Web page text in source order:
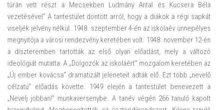
túrán vett részt a Mecsekben Ludmány Antal és Kucsera Béla
vezetésével” A tantestület döntött arról, hogy a diákok a régi sapkát
viseljék jelvény nélkül. 1948. szeptember 4-én az iskolaév ünnepélyes
megnyitója a városi rendezvény keretében volt. 1948. november 12-én
a díszteremben tartották az első olyan előadást, mely a változó
ideológiát mutatta. A „Dolgozók az iskoláért” mozgalom keretében az
„Új ember kovácsa” dramatizált jeleneteit adták elő. Ezt több „nevelő
célzatú” előadás követte. 1949 elején a tantestület benevezett a
„Nevelj jobban!” munkaversenybe. A tanév végén 266 tanuló kapott